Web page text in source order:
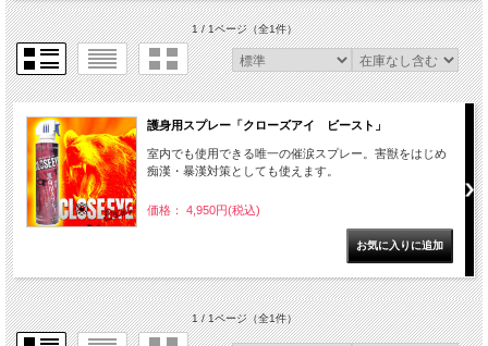
1 / 1ページ（全1件）
護身用スプレー「クローズアイ ビースト」
室内でも使用できる唯一の催涙スプレー。害獣をはじめ
痴漢・暴漢対策としても使えます。
価格： 4,950円(税込)
1 / 1ページ（全1件）